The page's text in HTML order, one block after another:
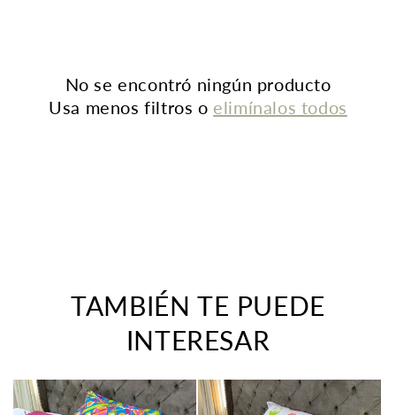
No se encontró ningún producto
Usa menos filtros o elimínalos todos
TAMBIÉN TE PUEDE
INTERESAR